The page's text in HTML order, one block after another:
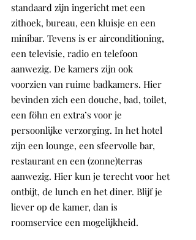
standaard zijn ingericht met een
zithoek, bureau, een kluisje en een
minibar. Tevens is er airconditioning,
een televisie, radio en telefoon
aanwezig. De kamers zijn ook
voorzien van ruime badkamers. Hier
bevinden zich een douche, bad, toilet,
een föhn en extra’s voor je
persoonlijke verzorging. In het hotel
zijn een lounge, een sfeervolle bar,
restaurant en een (zonne)terras
aanwezig. Hier kun je terecht voor het
ontbijt, de lunch en het diner. Blijf je
liever op de kamer, dan is
roomservice een mogelijkheid.